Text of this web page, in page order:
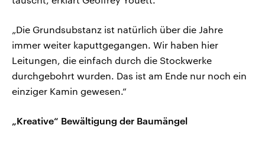
„Die Grundsubstanz ist natürlich über die Jahre
immer weiter kaputtgegangen. Wir haben hier
Leitungen, die einfach durch die Stockwerke
durchgebohrt wurden. Das ist am Ende nur noch ein
einziger Kamin gewesen.“
„Kreative“ Bewältigung der Baumängel